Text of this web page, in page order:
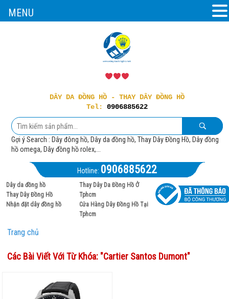
DÂY DA ĐỒNG HỒ - THAY DÂY ĐỒNG HỒ
Tel: 0906885622
Gợi ý Search : Dây đông hồ, Dây da đồng hồ, Thay Dây Đồng Hồ, Dây đồng
hồ omega, Dây đồng hồ rolex,...
Hotline: 0906885622
Dây da đồng hồ
Thay Dây Đồng Hồ
Nhận đặt dây đồng hồ
Thay Dây Da Đồng Hồ Ở
Tphcm
Cửa Hàng Dây Đồng Hồ Tại
Tphcm
Trang chủ
Các Bài Viết Với Từ Khóa: "Cartier Santos Dumont"
MENU